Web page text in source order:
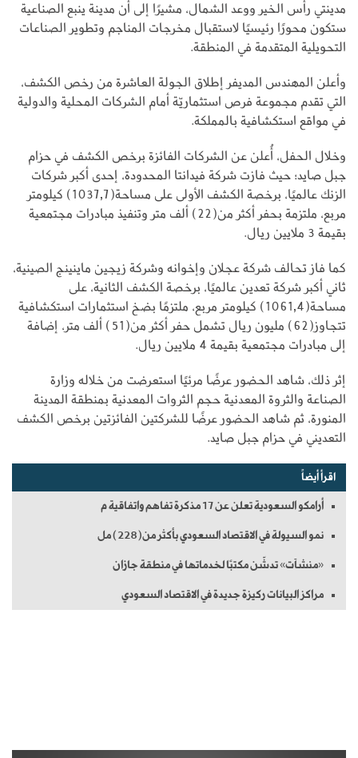
مدينتي رأس الخير ووعد الشمال، مشيرًا إلى أن مدينة ينبع الصناعية
ستكون محورًا رئيسيًا لاستقبال مخرجات المناجم وتطوير الصناعات
التحويلية المتقدمة في المنطقة.
وأعلن المهندس المديفر إطلاق الجولة العاشرة من رخص الكشف،
التي تقدم مجموعة فرص استثماريّة أمام الشركات المحلية والدولية
في مواقع استكشافية بالمملكة.
وخلال الحفل، أُعلن عن الشركات الفائزة برخص الكشف في حزام
جبل صايد؛ حيث فازت شركة فيدانتا المحدودة، إحدى أكبر شركات
الزنك عالميًا، برخصة الكشف الأولى على مساحة(1037,7) كيلومتر
مربع، ملتزمة بحفر أكثر من(22) ألف متر وتنفيذ مبادرات مجتمعية
بقيمة 3 ملايين ريال.
كما فاز تحالف شركة عجلان وإخوانه وشركة زيجين ماينينج الصينية،
ثاني أكبر شركة تعدين عالميًا، برخصة الكشف الثانية، على
مساحة(1061,4) كيلومتر مربع، ملتزمًا بضخ استثمارات استكشافية
تتجاوز(62) مليون ريال تشمل حفر أكثر من(51) ألف متر، إضافة
إلى مبادرات مجتمعية بقيمة 4 ملايين ريال.
إثر ذلك، شاهد الحضور عرضًا مرئيًا استعرضت من خلاله وزارة
الصناعة والثروة المعدنية حجم الثروات المعدنية بمنطقة المدينة
المنورة، ثم شاهد الحضور عرضًا للشركتين الفائزتين برخص الكشف
التعديني في حزام جبل صايد.
اقرأ أيضاً
أرامكو السعودية تعلن عن 17 مذكرة تفاهم واتفاقية م
نمو السيولة في الاقتصاد السعودي بأكثر من(228) مل
«منشآت» تدشّن مكتبًا لخدماتها في منطقة جازان
مراكز البيانات ركيزة جديدة في الاقتصاد السعودي